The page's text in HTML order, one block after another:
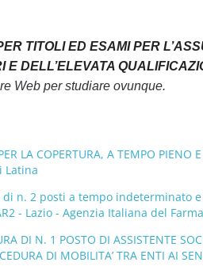
TITOLI ED ESAMI PER
E DELL’ELEVATA
Web per studiare ovunque.
LA COPERTURA, A TEMPO
Latina
n. 2 posti a tempo indeterminato
- Lazio - Agenzia Italiana del
DI N. 1 POSTO DI ASSISTENTE
DI MOBILITA’ TRA ENTI AI